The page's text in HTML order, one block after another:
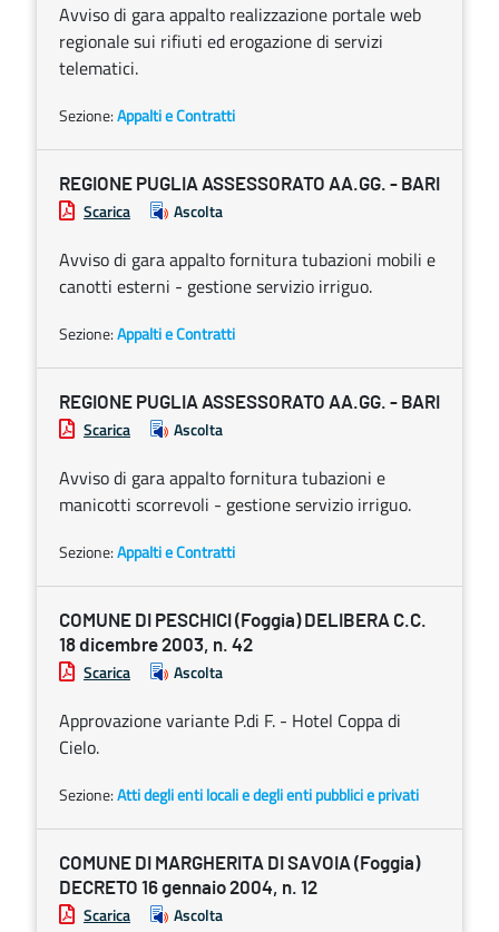
Avviso di gara appalto realizzazione portale web
regionale sui rifiuti ed erogazione di servizi
telematici.
Sezione:Appalti e Contratti
REGIONE PUGLIA ASSESSORATO AA.GG. - BARI
Scarica Ascolta
Avviso di gara appalto fornitura tubazioni mobili e
canotti esterni - gestione servizio irriguo.
Sezione:Appalti e Contratti
REGIONE PUGLIA ASSESSORATO AA.GG. - BARI
Scarica Ascolta
Avviso di gara appalto fornitura tubazioni e
manicotti scorrevoli - gestione servizio irriguo.
Sezione:Appalti e Contratti
COMUNE DI PESCHICI (Foggia) DELIBERA C.C.
18 dicembre 2003, n. 42
Scarica Ascolta
Approvazione variante P.di F. - Hotel Coppa di
Cielo.
Sezione:Atti degli enti locali e degli enti pubblici e privati
COMUNE DI MARGHERITA DI SAVOIA (Foggia)
DECRETO 16 gennaio 2004, n. 12
Scarica Ascolta